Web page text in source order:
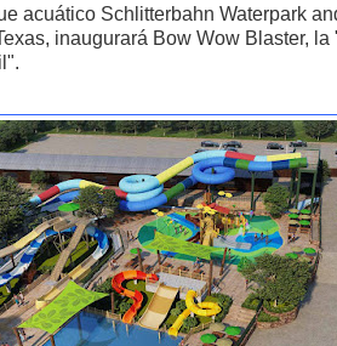
acuático Schlitterbahn Waterpark
inaugurará Bow Wow Blaster, la